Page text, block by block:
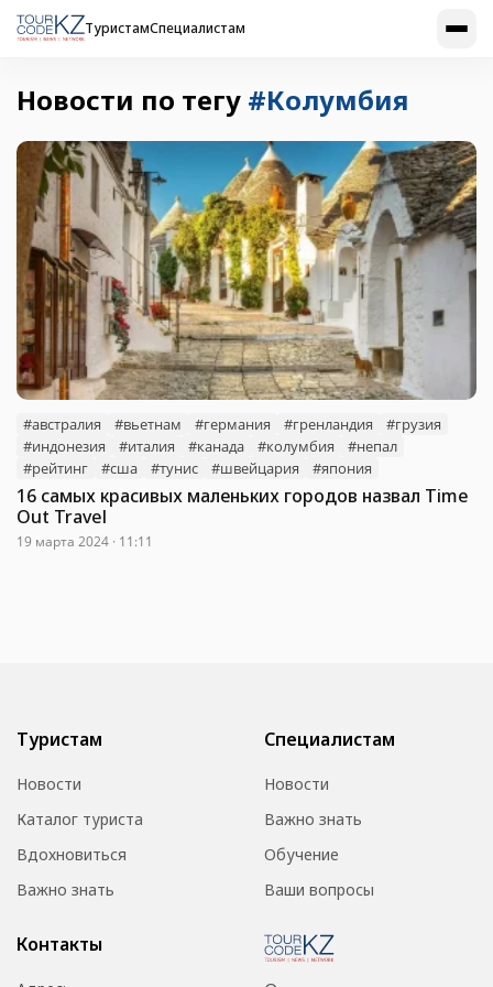
ТуристамСпециалистам
Новости по тегу #Колумбия
#австралия #вьетнам #германия #гренландия
#грузия
#индонезия
#италия #канада #колумбия
#непал
#рейтинг
#сша #тунис #швейцария #япония
16 самых красивых маленьких городов назвал Time
Out Travel
19 марта 2024 · 11:11
Туристам
Новости
Каталог туриста
Вдохновиться
Важно знать
Специалистам
Новости
Важно знать
Обучение
Ваши вопросы
Контакты